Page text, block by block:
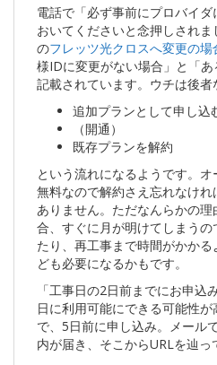
電話で「必ず事前にプロバイ
おいてくださいと念押しされ
のフレッツ光クロスへ変更の場
様IDに変更がない場合」と「
記載されています。ウチは後者
追加プランとして申し込
（開通）
既存プランを解約
という流れになるようです。
無料なので解約さえ忘れなけ
ありません。ただなんらかの
合、すぐに月が明けてしまう
たり、再工事まで時間がかか
ども必要になるかもです。
「工事日の2日前までにお申込
日に利用可能にできる可能性
で、5日前に申し込み。メール
内が届き、そこからURLを辿っ